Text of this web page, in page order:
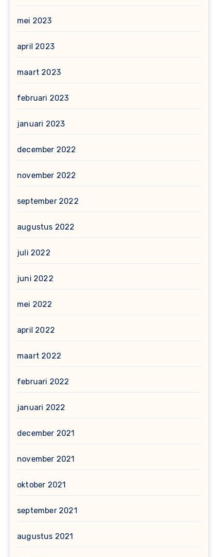
mei 2023
april 2023
maart 2023
februari 2023
januari 2023
december 2022
november 2022
september 2022
augustus 2022
juli 2022
juni 2022
mei 2022
april 2022
maart 2022
februari 2022
januari 2022
december 2021
november 2021
oktober 2021
september 2021
augustus 2021